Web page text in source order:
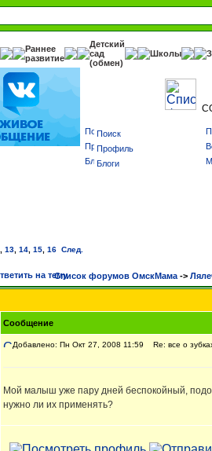
Раннее
развитие
Детский
сад
(обмен)
Школы
Поиск
Профиль
Блоги
13 14 15 16 След.
Список форумов ОмскМама ->
Сообщение
Добавлено: Пн Окт 27, 2008 11:59 Re: все о
Мой малыш уже пару дней беспокойный,
нужно ли их применять?